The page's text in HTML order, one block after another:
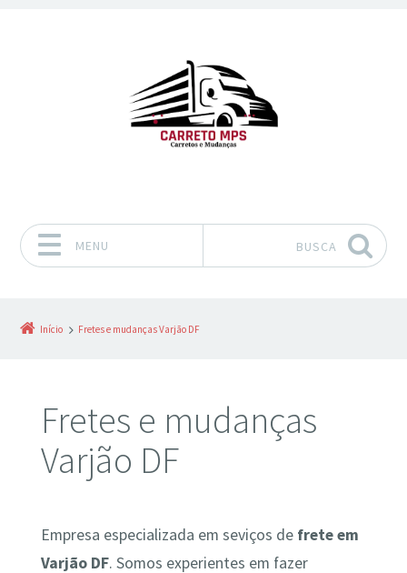
MENU BUSCA
Início Fretes e mudanças Varjão DF
Fretes e mudanças
Varjão DF
Empresa especializada em seviços de frete em
Varjão DF. Somos experientes em fazer